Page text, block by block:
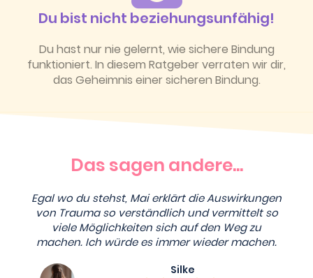
Du bist nicht beziehungsunfähig!
Du hast nur nie gelernt, wie sichere Bindung
funktioniert. In diesem Ratgeber verraten wir dir,
das Geheimnis einer sicheren Bindung.
Das sagen andere...
Egal wo du stehst, Mai erklärt die Auswirkungen
von Trauma so verständlich und vermittelt so
viele Möglichkeiten sich auf den Weg zu
machen. Ich würde es immer wieder machen.
Silke